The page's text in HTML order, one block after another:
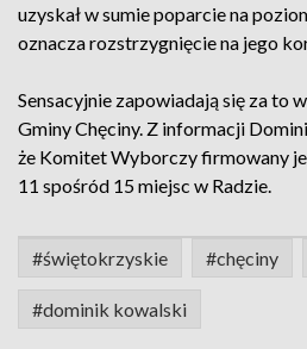
uzyskał w sumie poparcie na
oznacza rozstrzygnięcie na jego
Sensacyjnie zapowiadają się za to
Gminy Chęciny. Z informacji
że Komitet Wyborczy firmowany
11 spośród 15 miejsc w Radzie.
#świętokrzyskie #chęciny
#dominik kowalski